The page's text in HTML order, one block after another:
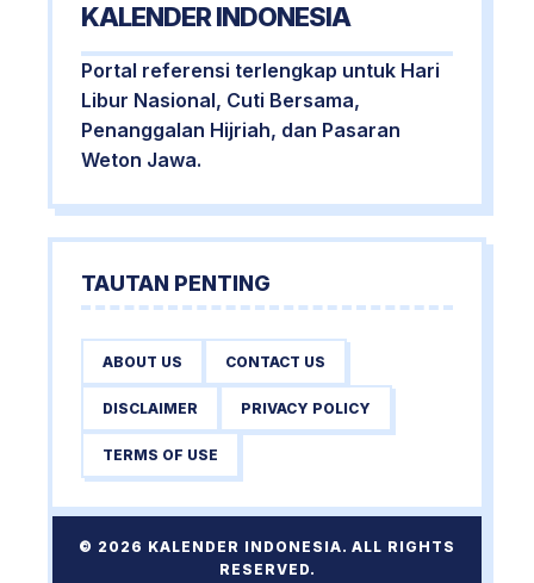
KALENDER INDONESIA
Portal referensi terlengkap untuk Hari
Libur Nasional, Cuti Bersama,
Penanggalan Hijriah, dan Pasaran
Weton Jawa.
TAUTAN PENTING
ABOUT US CONTACT US
DISCLAIMER PRIVACY POLICY
TERMS OF USE
© 2026 KALENDER INDONESIA. ALL RIGHTS
RESERVED.